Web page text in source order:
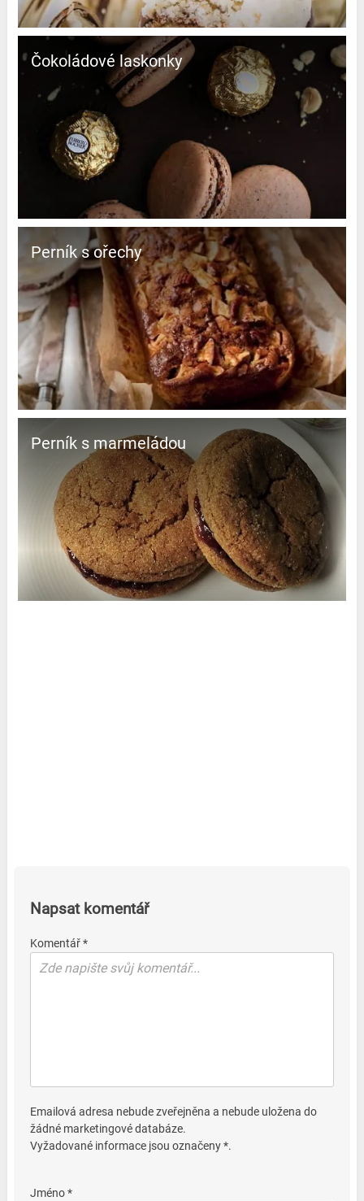
Čokoládové laskonky
Perník s ořechy
Perník s marmeládou
Napsat komentář
Komentář *
Emailová adresa nebude zveřejněna a nebude uložena do
žádné marketingové databáze.
Vyžadované informace jsou označeny *.
Jméno *